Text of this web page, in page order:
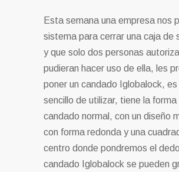
Esta semana una empresa nos
sistema para cerrar una caja de
y que solo dos personas
pudieran hacer uso de ella, les
poner un candado Iglobalock, es
sencillo de utilizar, tiene la forma
candado normal, con un diseño
con forma redonda y una
centro donde pondremos el
candado Iglobalock se pueden